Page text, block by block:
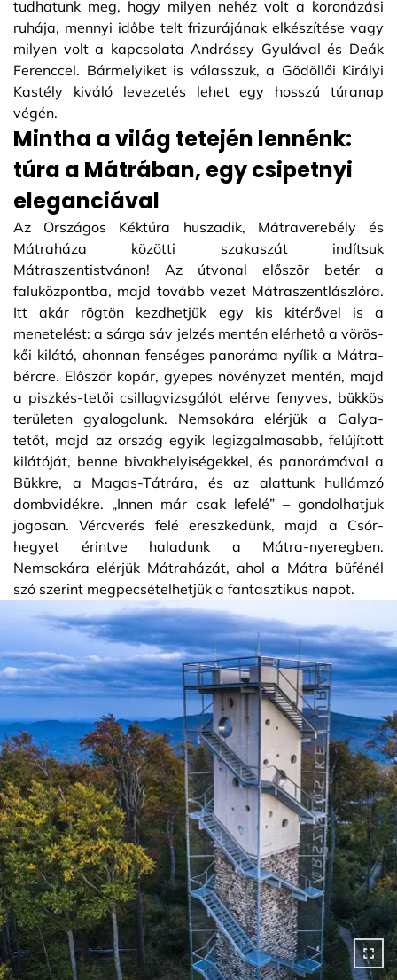
tudhatunk meg, hogy milyen nehéz volt a koronázási
ruhája, mennyi időbe telt frizurájának elkészítése vagy
milyen volt a kapcsolata Andrássy Gyulával és Deák
Ferenccel. Bármelyiket is válasszuk, a Gödöllői Királyi
Kastély kiváló levezetés lehet egy hosszú túranap
végén.
Mintha a világ tetején lennénk:
túra a Mátrában, egy csipetnyi
eleganciával
Az Országos Kéktúra huszadik, Mátraverebély és
Mátraháza közötti szakaszát indítsuk
Mátraszentistvánon! Az útvonal először betér a
faluközpontba, majd tovább vezet Mátraszentlászlóra.
Itt akár rögtön kezdhetjük egy kis kitérővel is a
menetelést: a sárga sáv jelzés mentén elérhető a vörös-
kői kilátó, ahonnan fenséges panoráma nyílik a Mátra-
bércre. Először kopár, gyepes növényzet mentén, majd
a piszkés-tetői csillagvizsgálót elérve fenyves, bükkös
területen gyalogolunk. Nemsokára elérjük a Galya-
tetőt, majd az ország egyik legizgalmasabb, felújított
kilátóját, benne bivakhelyiségekkel, és panorámával a
Bükkre, a Magas-Tátrára, és az alattunk hullámzó
dombvidékre. „Innen már csak lefelé” – gondolhatjuk
jogosan. Vércverés felé ereszkedünk, majd a Csór-
hegyet érintve haladunk a Mátra-nyeregben.
Nemsokára elérjük Mátraházát, ahol a Mátra büfénél
szó szerint megpecsételhetjük a fantasztikus napot.